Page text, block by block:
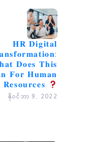
𝐇𝐑 𝐃𝐢𝐠𝐢𝐭𝐚𝐥
𝐃𝐨𝐞𝐬 𝐓𝐡𝐢𝐬
𝐅𝐨𝐫 𝐇𝐮𝐦𝐚𝐧
𝐑𝐞𝐬𝐨𝐮𝐫𝐜𝐞𝐬
နိုဝင်ဘာ 9, 2022